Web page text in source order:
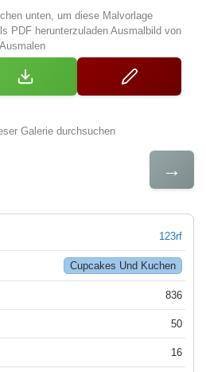
unten, um diese Malvorlage
PDF herunterzuladen Ausmalbild von
Galerie durchsuchen
→
123rf
Cupcakes Und Kuchen
836
50
16